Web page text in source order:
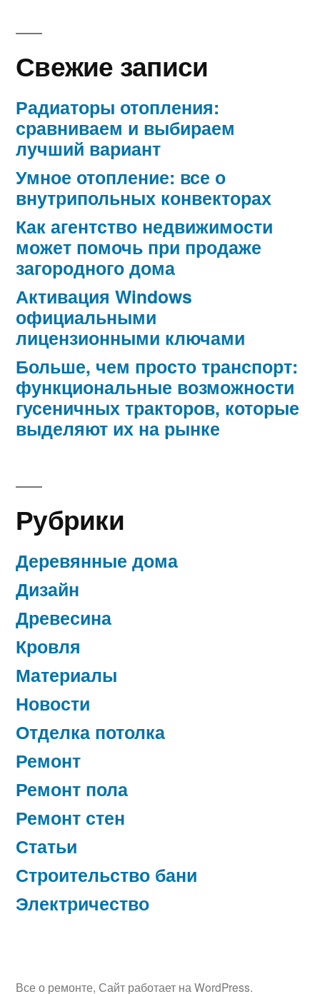
Свежие записи
Радиаторы отопления:
сравниваем и выбираем
лучший вариант
Умное отопление: все о
внутрипольных конвекторах
Как агентство недвижимости
может помочь при продаже
загородного дома
Активация Windows
официальными
лицензионными ключами
Больше, чем просто транспорт:
функциональные возможности
гусеничных тракторов, которые
выделяют их на рынке
Рубрики
Деревянные дома
Дизайн
Древесина
Кровля
Материалы
Новости
Отделка потолка
Ремонт
Ремонт пола
Ремонт стен
Статьи
Строительство бани
Электричество
Все о ремонте, Сайт работает на WordPress.